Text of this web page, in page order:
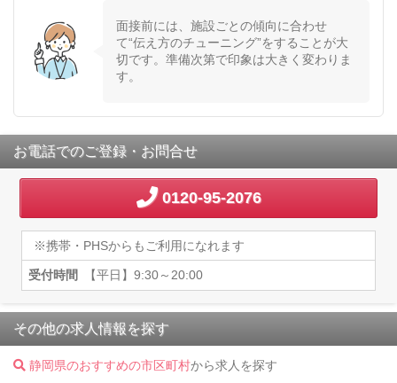
面接前には、施設ごとの傾向に合わせ
て“伝え方のチューニング”をすることが大
切です。準備次第で印象は大きく変わりま
す。
お電話でのご登録・お問合せ
0120-95-2076
※携帯・PHSからもご利用になれます
受付時間 【平日】9:30～20:00
その他の求人情報を探す
静岡県のおすすめの市区町村から求人を探す